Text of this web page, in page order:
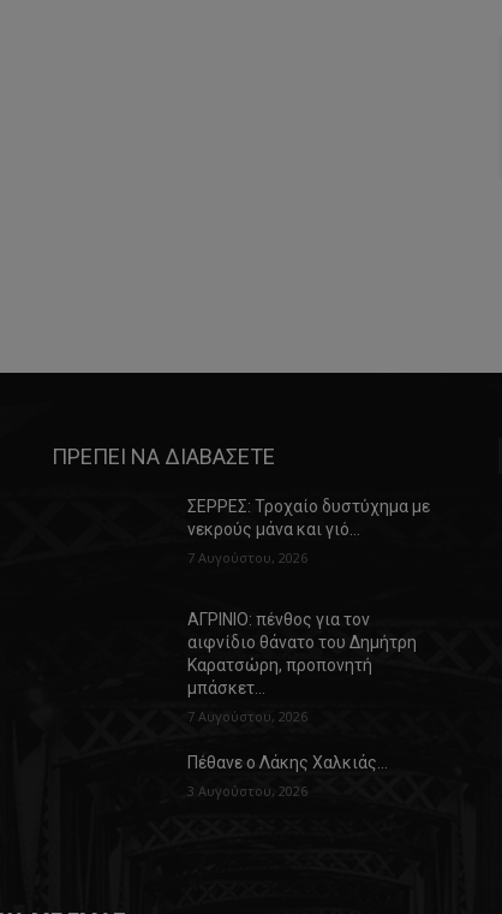
ΠΡΕΠΕΙ ΝΑ ΔΙΑΒΑΣΕΤΕ
ΣΕΡΡΕΣ: Τροχαίο δυστύχημα με
νεκρούς μάνα και γιό…
7 Αυγούστου, 2026
ΑΓΡΙΝΙΟ: πένθος για τον
αιφνίδιο θάνατο του Δημήτρη
Καρατσώρη, προπονητή
μπάσκετ…
7 Αυγούστου, 2026
Πέθανε ο Λάκης Χαλκιάς…
3 Αυγούστου, 2026